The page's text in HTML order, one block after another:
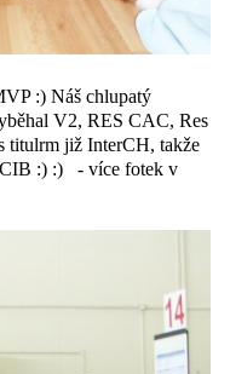
:) Náš chlupatý
V2, RES CAC, Res
titulrm již InterCH, takže
:) :) - více fotek v